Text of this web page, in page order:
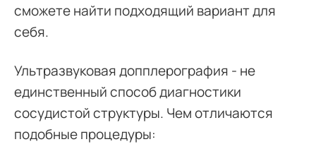
сможете найти подходящий вариант для
себя.
Ультразвуковая допплерография - не
единственный способ диагностики
сосудистой структуры. Чем отличаются
подобные процедуры: